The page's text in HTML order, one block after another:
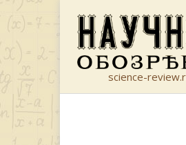
science-